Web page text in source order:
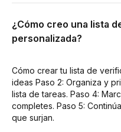
¿Cómo creo una lista
personalizada?
Cómo crear tu lista de
ideas Paso 2: Organiza y
lista de tareas. Paso 4:
completes. Paso 5:
que surjan.